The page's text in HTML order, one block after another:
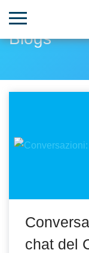
Blogs
chat del